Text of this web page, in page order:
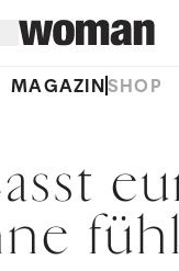
MAGAZINSHOP